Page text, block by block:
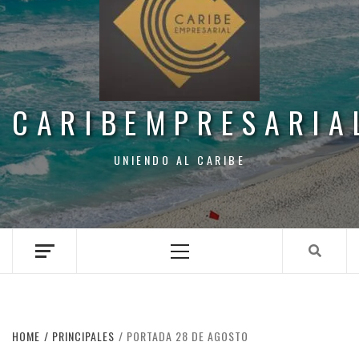
UNIENDO AL CARIBE
Menu
HOME PRINCIPALES PORTADA 28 DE AGOSTO